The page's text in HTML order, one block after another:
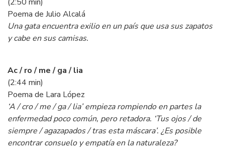
Poema de Julio Alcalá
Una gata encuentra exilio en un país que usa sus zapatos
y cabe en sus camisas.
Ac / ro / me / ga / lia
(2:44 min)
Poema de Lara López
‘A / cro / me / ga / lia’ empieza rompiendo en partes la
enfermedad poco común, pero retadora. ‘Tus ojos / de
siempre / agazapados / tras esta máscara’. ¿Es posible
encontrar consuelo y empatía en la naturaleza?